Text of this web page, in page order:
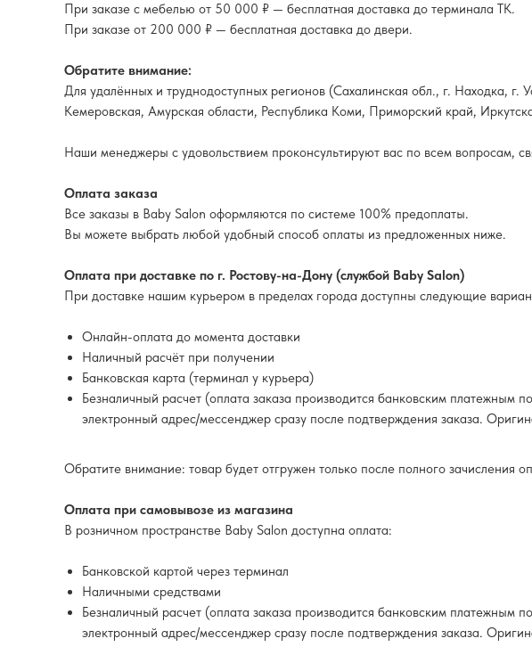
При заказе с мебелью от 50 000 ₽ — бесплатная доставка до терминала ТК.
При заказе от 200 000 ₽ — бесплатная доставка до двери.
Обратите внимание:
Для удалённых и труднодоступных регионов (Сахалинская обл., г. Находка,
Кемеровская, Амурская области, Республика Коми, Приморский край,
Наши менеджеры с удовольствием проконсультируют вас по всем вопросам,
Оплата заказа
Все заказы в Baby Salon оформляются по системе 100% предоплаты.
Вы можете выбрать любой удобный способ оплаты из предложенных ниже.
Оплата при доставке по г. Ростову-на-Дону (службой Baby Salon)
При доставке нашим курьером в пределах города доступны следующие
Онлайн-оплата до момента доставки
Наличный расчёт при получении
Банковская карта (терминал у курьера)
Безналичный расчет (оплата заказа производится банковским
электронный адрес/мессенджер сразу после подтверждения заказа.
Обратите внимание: товар будет отгружен только после полного зачисления
Оплата при самовывозе из магазина
В розничном пространстве Baby Salon доступна оплата:
Банковской картой через терминал
Наличными средствами
Безналичный расчет (оплата заказа производится банковским
электронный адрес/мессенджер сразу после подтверждения заказа.